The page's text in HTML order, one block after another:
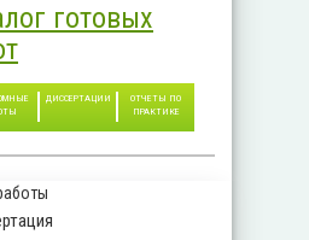
готовых
ДИССЕРТАЦИИ
ОТЧЕТЫ ПО
ПРАКТИКЕ